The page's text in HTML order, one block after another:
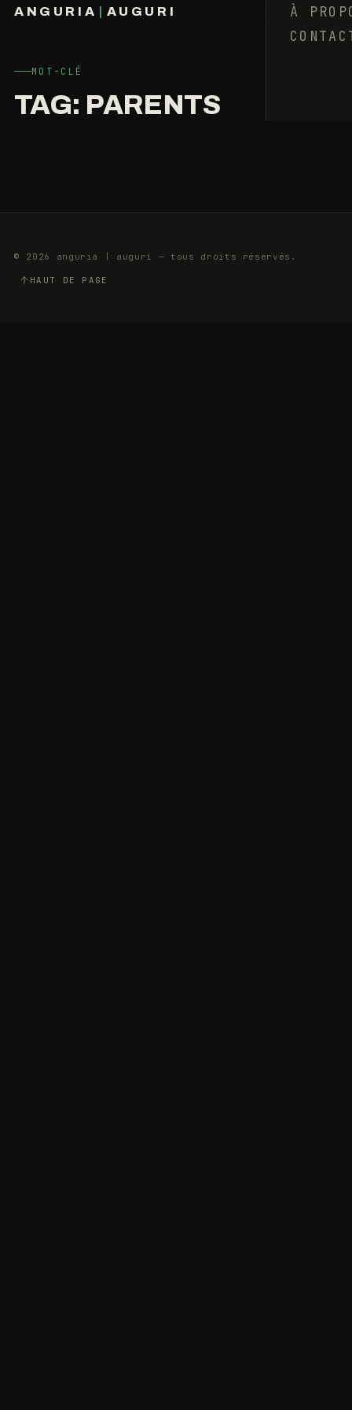
ANGURIA AUGURI
À
MOT-CLÉ
TAG: PARENTS
ANNIVERSAIRE
2
AOÛT
5
MIN
© 2026 anguria | auguri — tous droits réservés.
HAUT DE PAGE